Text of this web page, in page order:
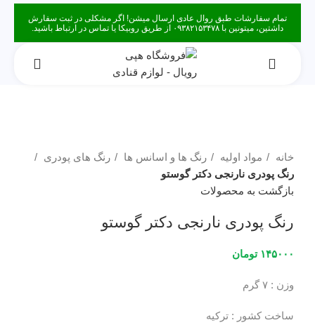
تمام سفارشات طبق روال عادی ارسال میشن! اگر مشکلی در ثبت سفارش
داشتین، میتونین با ۰۹۳۸۲۱۵۳۴۷۸ از طریق روبیکا یا تماس در ارتباط باشید.
خانه
مواد اولیه رنگ ها و اسانس ها
رنگ های پودری
رنگ پودری نارنجی دکتر گوستو
بازگشت به محصولات
رنگ پودری نارنجی دکتر گوستو
۱۴۵۰۰۰ تومان
وزن : ۷ گرم
ساخت کشور : ترکیه